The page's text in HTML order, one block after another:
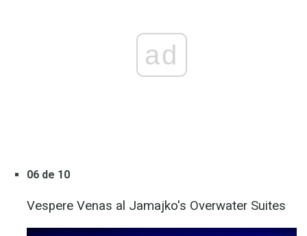
ad
06 de 10
Vespere Venas al Jamajko's Overwater Suites